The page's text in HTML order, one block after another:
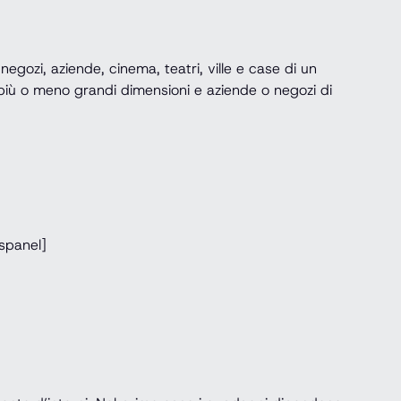
aziende, cinema, teatri, ville e case di un
o meno grandi dimensioni e aziende o negozi di